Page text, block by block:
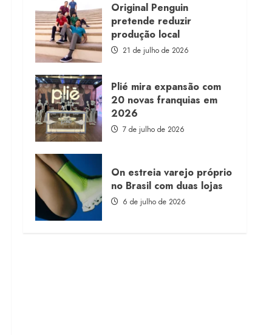
Original Penguin
pretende reduzir
produção local
21 de julho de 2026
Plié mira expansão com
20 novas franquias em
2026
7 de julho de 2026
On estreia varejo próprio
no Brasil com duas lojas
6 de julho de 2026